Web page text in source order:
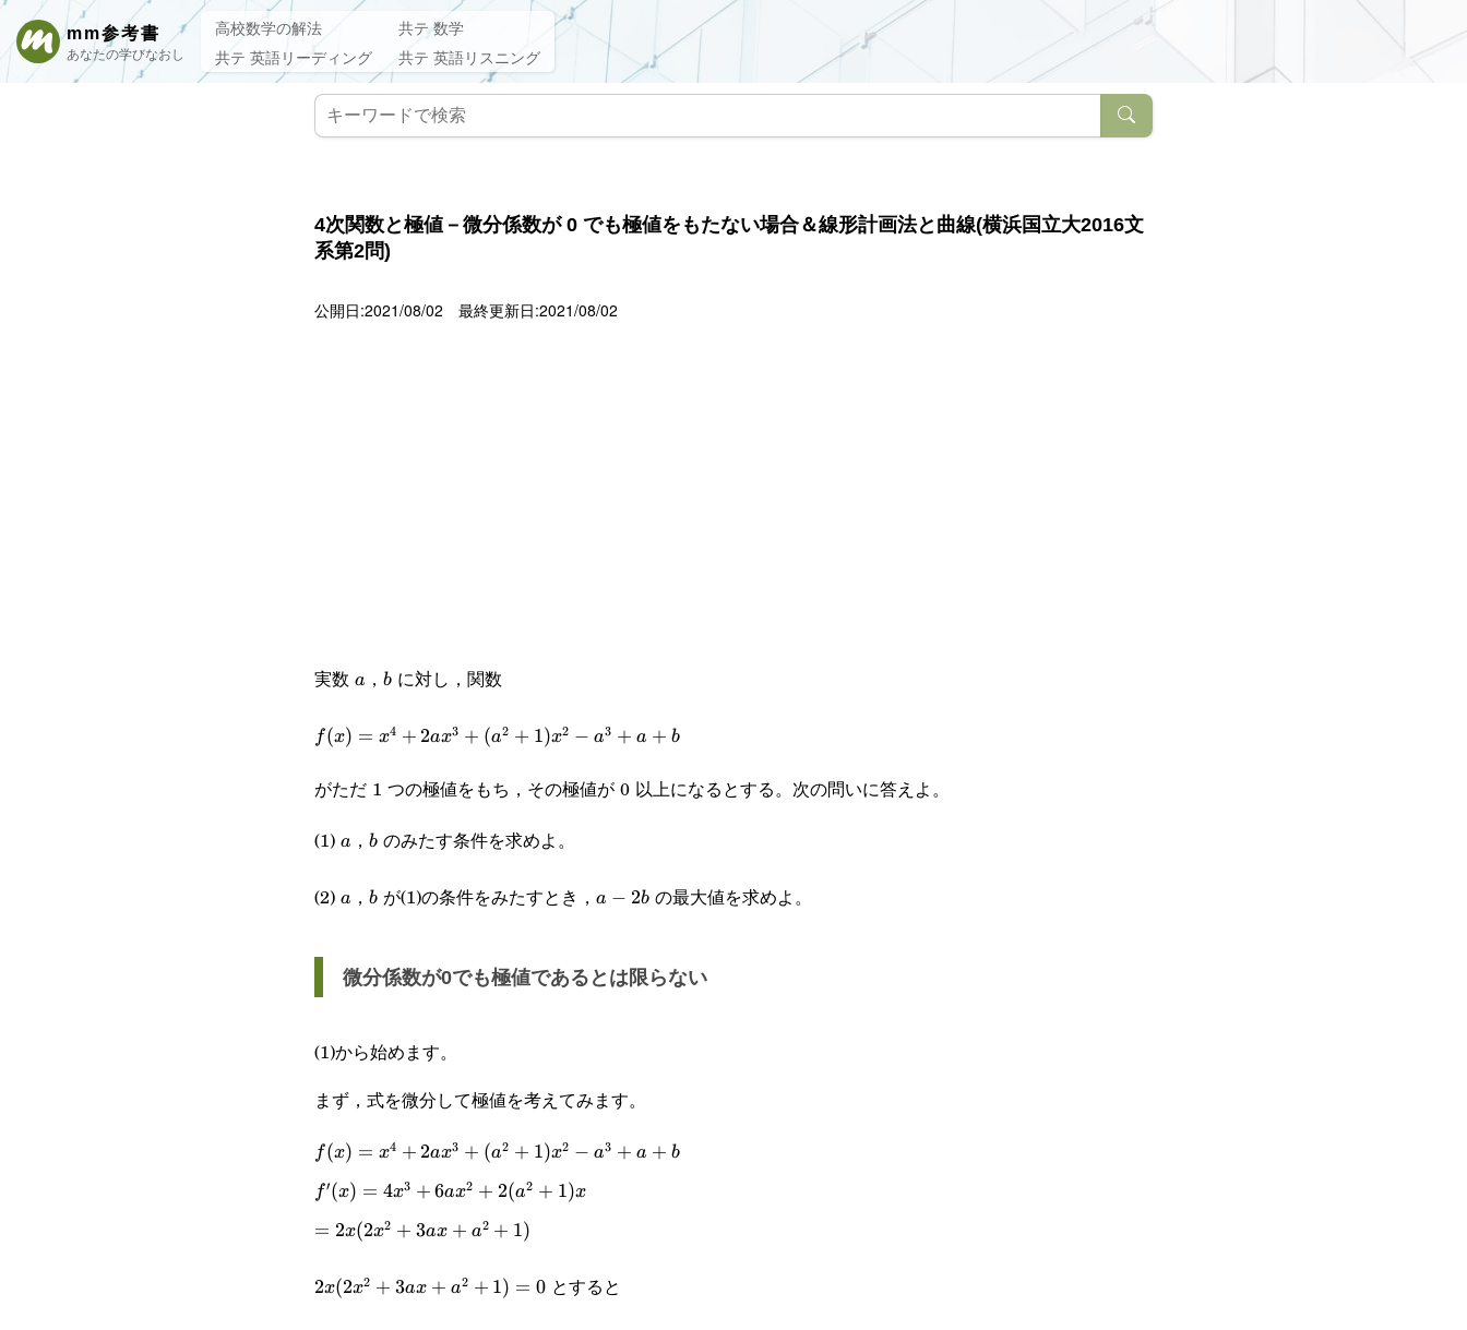
mm参考書
あなたの学びなおし
高校数学の解法
共テ 数学
共テ 英語リーディング
共テ 英語リスニング
4次関数と極値－微分係数が 0 でも極値をもたない場合＆線形計画法と曲線(横浜国立大2016文
系第2問)
公開日:2021/08/02 最終更新日:2021/08/02
実数 a
a ， b
b に対し，関数
f(x)=x^4+2ax^3+
f(x) = x4 + 2ax3 + (a2 + 1)x2 − a3 + a + b
がただ 1 つの極値をもち，その極値が 0 以上になるとする。次の問いに答えよ。
(1) a
a ， b
b のみたす条件を求めよ。
(2) a
a ， b
b が(1)の条件をみたすとき， a-
a − 2bの最大値を求めよ。
微分係数が0でも極値であるとは限らない
(1)から始めます。
まず，式を微分して極値を考えてみます。
f(x)=x^4+2ax^3+
(a^2+1)x^2-
a^3+a+b
f(x) = x4 + 2ax3 + (a2 + 1)x2 − a3 + a + b
f'(x)=4x^3+6ax^2+2(a^2+1)x
f′(x) = 4x3 + 6ax2 + 2(a2 + 1)x
=2x(2x^2+3ax+a^2+1)
= 2x(2x2 + 3ax + a2 + 1)
2x(2x^2+3ax+a^2+1)=0
2x(2x2 + 3ax + a2 + 1) = 0 とすると